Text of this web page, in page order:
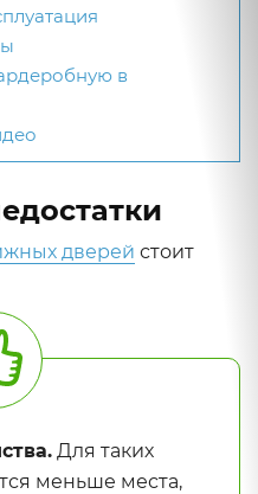
в
дверей стоит
Для таких
меньше места,